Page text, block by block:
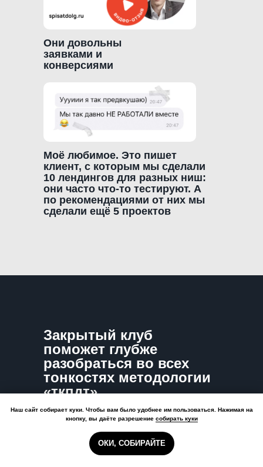
Они довольны
заявками и
конверсиями
Моё любимое. Это пишет
клиент, с которым мы сделали
10 лендингов для разных ниш:
они часто что-то тестируют. А
по рекомендациями от них мы
сделали ещё 5 проектов
Закрытый клуб
поможет глубже
разобраться во всех
тонкостях методологии
«ткпдт»
Это уникальный авторский контент,
Там я рассказываю и показываю, как можно
делать продающие сайты и оставить всех
своих конкурентов в хвосте.
Наш сайт собирает куки. Чтобы вам было удобнее им пользоваться. Нажимая на
кнопку, вы даёте разрешение собирать куки
ОКИ, СОБИРАЙТЕ